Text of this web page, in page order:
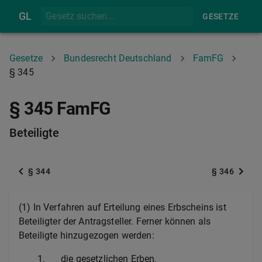
GL GESETZE
Gesetze Bundesrecht Deutschland
FamFG
§ 345
§ 345 FamFG
Beteiligte
§ 344 § 346
(1) In Verfahren auf Erteilung eines Erbscheins ist
Beteiligter der Antragsteller. Ferner können als
Beteiligte hinzugezogen werden:
1.
die gesetzlichen Erben,